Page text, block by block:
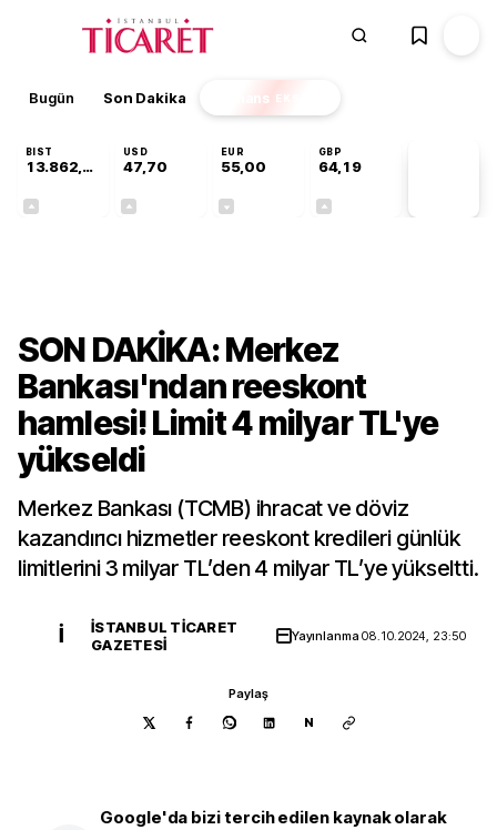
Bugün Son Dakika Finans EKSTRA
BIST
13.862,08
USD
47,70
EUR
55,00
GBP
64,19
SON DAKİKA: Merkez
Bankası'ndan reeskont
hamlesi! Limit 4 milyar TL'ye
yükseldi
Merkez Bankası (TCMB) ihracat ve döviz
kazandırıcı hizmetler reeskont kredileri günlük
limitlerini 3 milyar TL’den 4 milyar TL’ye yükseltti.
İ
İSTANBUL TICARET
GAZETESI
Yayınlanma08.10.2024, 23:50
Paylaş
N
Google'da bizi tercih edilen kaynak olarak